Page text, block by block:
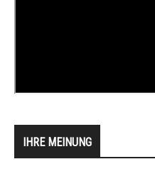
IHRE MEINUNG